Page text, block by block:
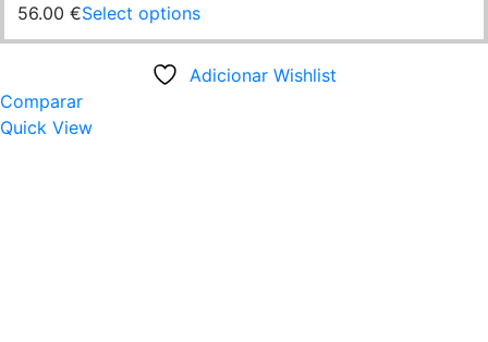
56.00 €Select options
Adicionar Wishlist
Comparar
Quick View